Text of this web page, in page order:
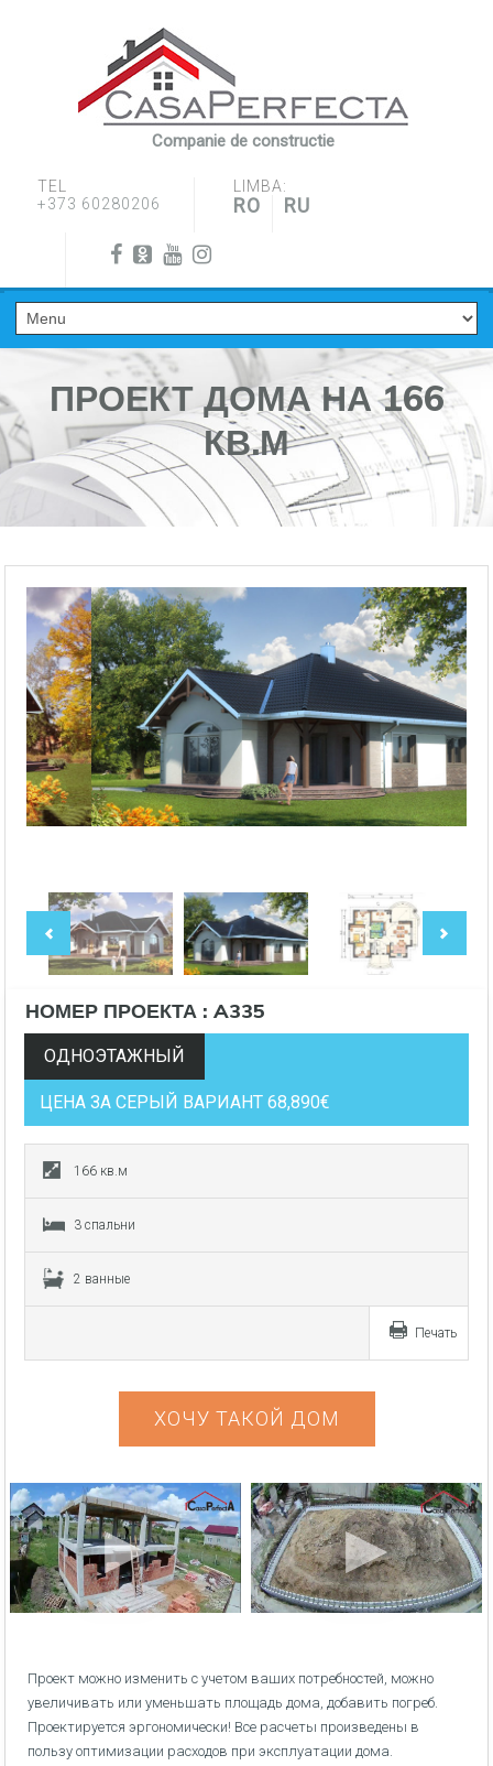
Companie de constructie
TEL
+373 60280206
LIMBA:
RO RU
ПРОЕКТ ДОМА НА 166
КВ.М
НОМЕР ПРОЕКТА : A335
ОДНОЭТАЖНЫЙ
ЦЕНА ЗА СЕРЫЙ ВАРИАНТ 68,890€
166 кв.м
3 спальни
2 ванные
Печать
ХОЧУ ТАКОЙ ДОМ
Проект можно изменить с учетом ваших потребностей, можно
увеличивать или уменьшать площадь дома, добавить погреб.
Проектируется эргономически! Все расчеты произведены в
пользу оптимизации расходов при эксплуатации дома.